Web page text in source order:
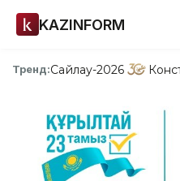
KAZINFORM
Тренд:Сайлау-2026